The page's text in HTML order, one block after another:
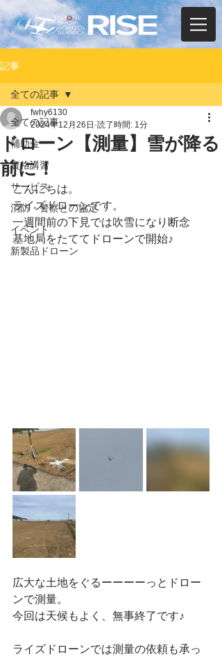
記事
全ての記事
補助金
資格講習
サービス
消防・警察との協定
イベント
新製品ドローン
全ての記事
ドローン【測量】雪が降る
前に！
fwhy6130
2024年12月26日 読了時間: 1分
こんにちは。
ライズドローンです。
一週間前の下見では吹雪になり断念
基地局をたててドローンで開始♪
広大な土地をぐるーーーーっとドロー
ンで測量。
今回は天候もよく、無事終了です♪
ライズドローンでは測量の依頼も承っ